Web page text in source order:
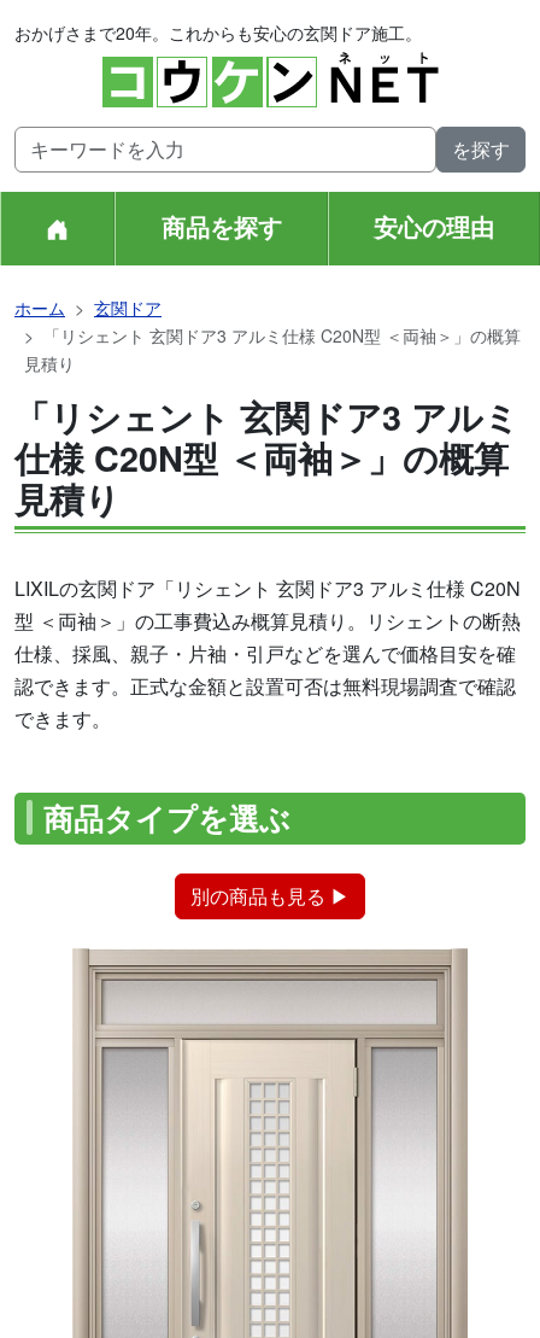
おかげさまで20年。これからも安心の玄関ドア施工。
商品を探す 安心の理由
ホーム
玄関ドア
「リシェント 玄関ドア3 アルミ仕様 C20N型 ＜両袖＞」の概算
見積り
「リシェント 玄関ドア3 アルミ
仕様 C20N型 ＜両袖＞」の概算
見積り
LIXILの玄関ドア「リシェント 玄関ドア3 アルミ仕様 C20N
型 ＜両袖＞」の工事費込み概算見積り。リシェントの断熱
仕様、採風、親子・片袖・引戸などを選んで価格目安を確
認できます。正式な金額と設置可否は無料現場調査で確認
できます。
商品タイプを選ぶ
別の商品も見る ▶